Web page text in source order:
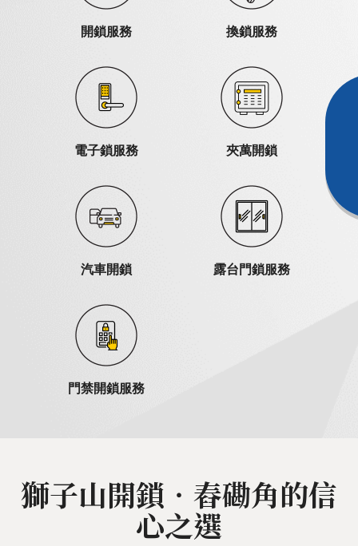
開鎖服務 換鎖服務
電子鎖服務 夾萬開鎖
汽車開鎖 露台門鎖服務
門禁開鎖服務
獅子山開鎖‧舂磡角的信
心之選